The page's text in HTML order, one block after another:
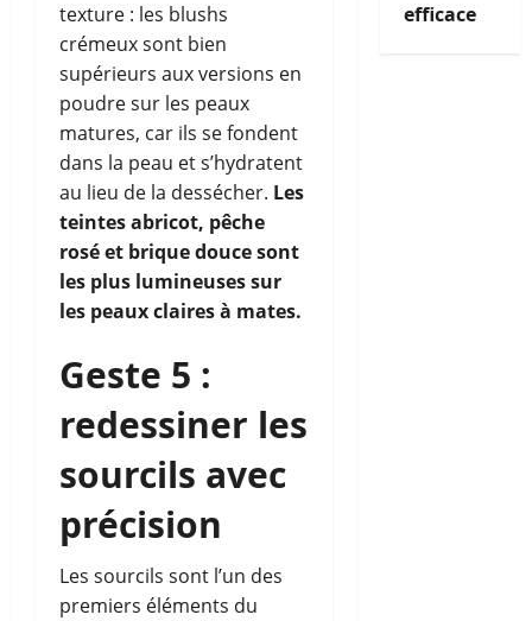
texture : les blushs
crémeux sont bien
supérieurs aux versions en
poudre sur les peaux
matures, car ils se fondent
dans la peau et s’hydratent
au lieu de la dessécher. Les
teintes abricot, pêche
rosé et brique douce sont
les plus lumineuses sur
les peaux claires à mates.
Geste 5 :
redessiner les
sourcils avec
précision
Les sourcils sont l’un des
premiers éléments du
efficace